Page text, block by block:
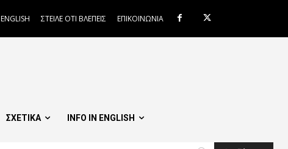
ENGLISH ΣΤΕΙΛΕ ΟΤΙ ΒΛΕΠΕΙΣ ΕΠΙΚΟΙΝΩΝΙΑ
ΣΧΕΤΙΚΑ INFO IN ENGLISH